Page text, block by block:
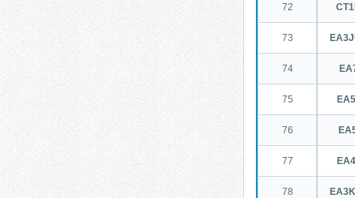
72
73
74
75
76
77
78